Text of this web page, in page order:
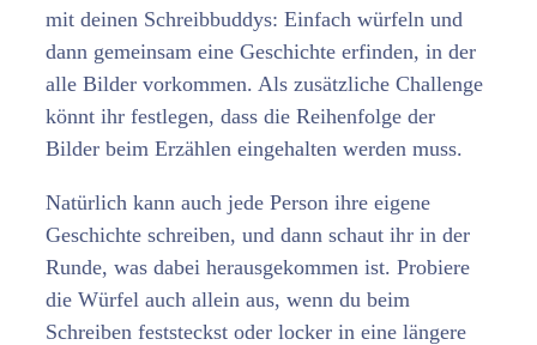
mit deinen Schreibbuddys: Einfach würfeln und
dann gemeinsam eine Geschichte erfinden, in der
alle Bilder vorkommen. Als zusätzliche Challenge
könnt ihr festlegen, dass die Reihenfolge der
Bilder beim Erzählen eingehalten werden muss.
Natürlich kann auch jede Person ihre eigene
Geschichte schreiben, und dann schaut ihr in der
Runde, was dabei herausgekommen ist. Probiere
die Würfel auch allein aus, wenn du beim
Schreiben feststeckst oder locker in eine längere